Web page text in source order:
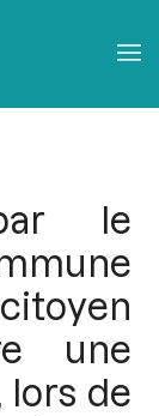
le
une
de